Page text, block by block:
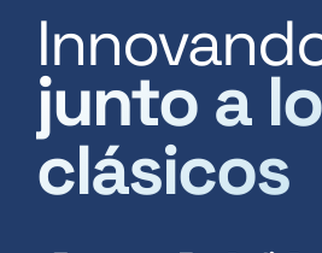
junto a
clásicos